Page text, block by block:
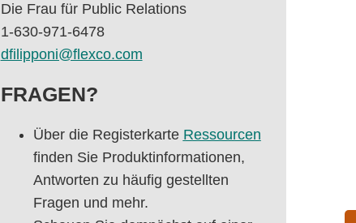
Die Frau für Public Relations
1-630-971-6478
dfilipponi@flexco.com
FRAGEN?
Über die Registerkarte Ressourcen
finden Sie Produktinformationen,
Antworten zu häufig gestellten
Fragen und mehr.